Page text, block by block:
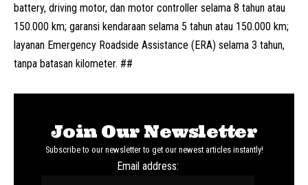
battery, driving motor, dan motor controller selama 8 tahun atau
150.000 km; garansi kendaraan selama 5 tahun atau 150.000 km;
layanan Emergency Roadside Assistance (ERA) selama 3 tahun,
tanpa batasan kilometer. ##
Join Our Newsletter
Subscribe to our newsletter to get our newest articles instantly!
Email address: